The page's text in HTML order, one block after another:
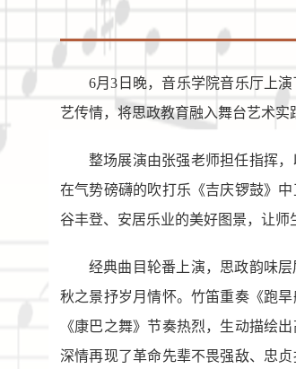
6月3日晚，音乐学院音乐厅上
艺传情，将思政教育融入舞台艺术实
整场展演由张强老师担任指挥
在气势磅礴的吹打乐《吉庆锣鼓》
谷丰登、安居乐业的美好图景，让师
经典曲目轮番上演，思政韵味
秋之景抒岁月情怀。竹笛重奏《跑
《康巴之舞》节奏热烈，生动描绘
深情再现了革命先辈不畏强敌、忠